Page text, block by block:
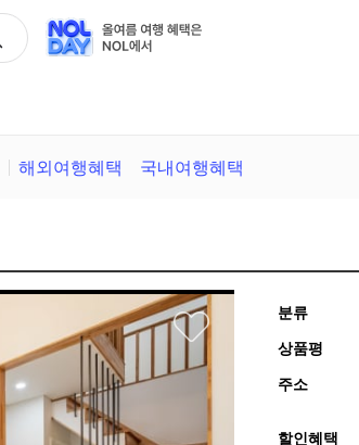
해외여행혜택 국내여행혜택
분류
상품평
주소
할인혜택